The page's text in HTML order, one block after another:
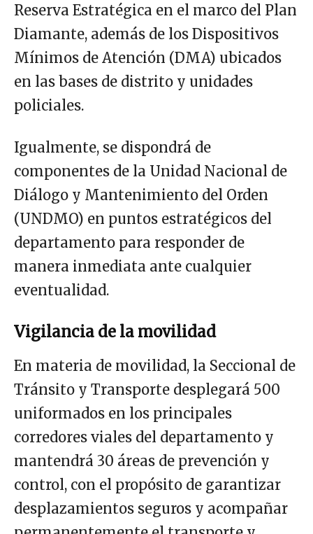
Reserva Estratégica en el marco del Plan
Diamante, además de los Dispositivos
Mínimos de Atención (DMA) ubicados
en las bases de distrito y unidades
policiales.
Igualmente, se dispondrá de
componentes de la Unidad Nacional de
Diálogo y Mantenimiento del Orden
(UNDMO) en puntos estratégicos del
departamento para responder de
manera inmediata ante cualquier
eventualidad.
Vigilancia de la movilidad
En materia de movilidad, la Seccional de
Tránsito y Transporte desplegará 500
uniformados en los principales
corredores viales del departamento y
mantendrá 30 áreas de prevención y
control, con el propósito de garantizar
desplazamientos seguros y acompañar